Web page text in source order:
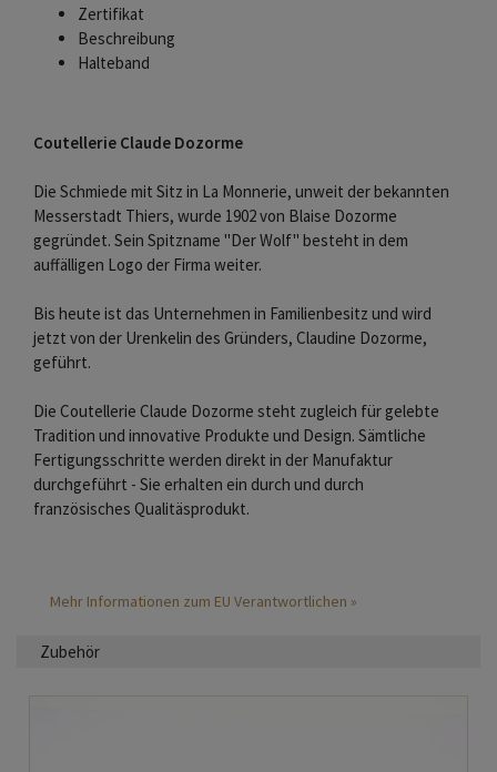
Zertifikat
Beschreibung
Halteband
Coutellerie Claude Dozorme
Die Schmiede mit Sitz in La Monnerie, unweit der bekannten
Messerstadt Thiers, wurde 1902 von Blaise Dozorme
gegründet. Sein Spitzname "Der Wolf" besteht in dem
auffälligen Logo der Firma weiter.
Bis heute ist das Unternehmen in Familienbesitz und wird
jetzt von der Urenkelin des Gründers, Claudine Dozorme,
geführt.
Die Coutellerie Claude Dozorme steht zugleich für gelebte
Tradition und innovative Produkte und Design. Sämtliche
Fertigungsschritte werden direkt in der Manufaktur
durchgeführt - Sie erhalten ein durch und durch
französisches Qualitäsprodukt.
Mehr Informationen zum EU Verantwortlichen »
Zubehör